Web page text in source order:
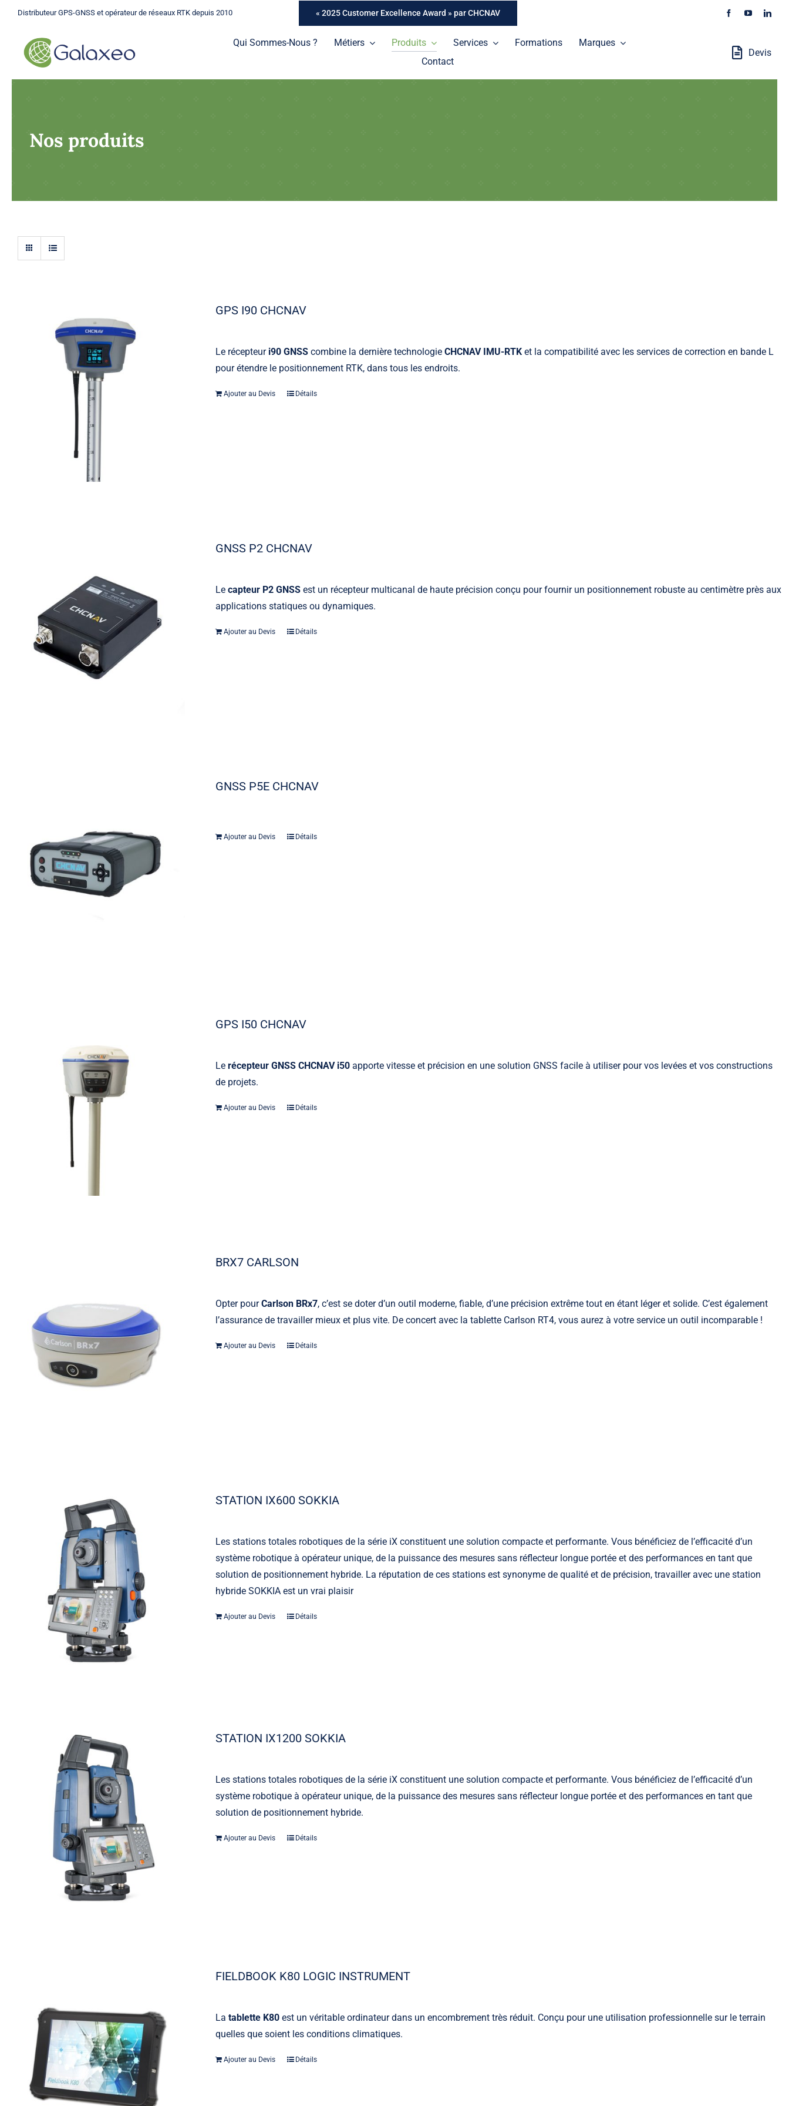
Passer
contenu
Distributeur GPS-GNSS et opérateur de réseaux RTK depuis 2010 « 2025 Customer Excellence Award » par CHCNAV
Qui Sommes-Nous ? Métiers Produits
Machine contrôle Laser
Services Formations
Marques
Contact
Devis
Nos produits
GPS I90 CHCNAV
Le récepteur i90 GNSScombine la dernière technologieCHCNAV IMU-RTK et la compatibilité avec les services de correction en bande L
pour étendre le positionnement RTK, dans tous les endroits.
Ajouter au Devis Détails
GNSS P2 CHCNAV
Lecapteur P2 GNSS est un récepteur multicanal de haute précision conçu pour fournir un positionnement robuste au centimètre près aux
applications statiques ou dynamiques.
Ajouter au Devis Détails
GNSS P5E CHCNAV
Ajouter au Devis Détails
GPS I50 CHCNAV
Le récepteur GNSS CHCNAV i50 apporte vitesse et précision en une solution GNSS facile à utiliser pour vos levées et vos constructions
de projets.
Ajouter au Devis Détails
BRX7 CARLSON
Opter pourCarlson BRx7, c’est se doter d’un outil moderne, fiable, d’une précision extrême tout en étant léger et solide. C’est également
l’assurance de travailler mieux et plus vite. De concert avec la tablette Carlson RT4, vous aurez à votre service un outil incomparable !
Ajouter au Devis Détails
STATION IX600 SOKKIA
Les stations totales robotiques de la série iX constituent une solution compacte et performante. Vous bénéficiez de l’efficacité d’un
système robotique à opérateur unique, de la puissance des mesures sans réflecteur longue portée et des performances en tant que
solution de positionnement hybride. La réputation de ces stations est synonyme de qualité et de précision, travailler avec une station
hybride SOKKIA est un vrai plaisir
Ajouter au Devis Détails
STATION IX1200 SOKKIA
Les stations totales robotiques de la série iX constituent une solution compacte et performante. Vous bénéficiez de l’efficacité d’un
système robotique à opérateur unique, de la puissance des mesures sans réflecteur longue portée et des performances en tant que
solution de positionnement hybride.
Ajouter au Devis Détails
FIELDBOOK K80 LOGIC INSTRUMENT
Latablette K80 est un véritable ordinateur dans un encombrement très réduit. Conçu pour une utilisation professionnelle sur le terrain
quelles que soient les conditions climatiques.
Ajouter au Devis Détails